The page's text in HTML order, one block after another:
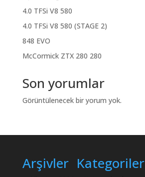
4.0 TFSi V8 580
4.0 TFSi V8 580 (STAGE 2)
848 EVO
McCormick ZTX 280 280
Son yorumlar
Görüntülenecek bir yorum yok.
Arşivler Kategoriler